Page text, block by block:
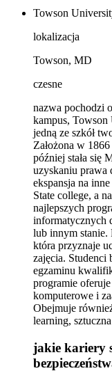
Towson
lokalizacja
Towson, MD
czesne
nazwa pochodzi
kampus, Towson
jedną ze szkół
Założona w
później stała się
uzyskaniu prawa
ekspansja na
State college, a
najlepszych
informatycznych
lub innym stanie.
która przyznaje
zajęcia. Studenci
egzaminu
programie
komputerowe i
Obejmuje
learning,
jakie kariery